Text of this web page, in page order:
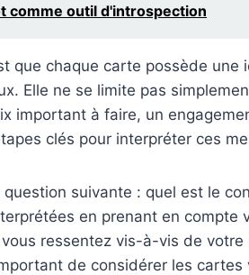
comme outil d'introspection
que chaque carte possède une
Elle ne se limite pas
important à faire, un
clés pour interpréter ces
question suivante : quel est le
en prenant en compte
ressentez vis-à-vis de votre
de considérer les